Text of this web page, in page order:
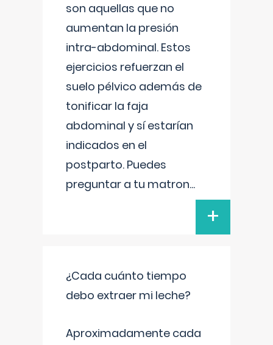
son aquellas que no
aumentan la presión
intra-abdominal. Estos
ejercicios refuerzan el
suelo pélvico además de
tonificar la faja
abdominal y sí estarían
indicados en el
postparto. Puedes
preguntar a tu matron...
+
¿Cada cuánto tiempo
debo extraer mi leche?
Aproximadamente cada